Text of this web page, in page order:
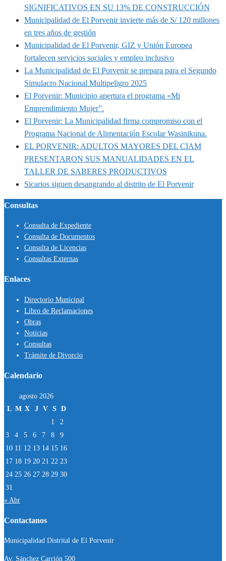
SIGNIFICATIVOS EN SU 13% DE CONSTRUCCIÓN
Municipalidad de El Porvenir invierte más de S/ 120 millones
en tres años de gestión
Municipalidad de El Porvenir, GIZ y Unión Europea
fortalecen servicios sociales y empleo inclusivo
La Municipalidad de El Porvenir se prepara para el Segundo
Simulacro Nacional Multipeligro 2025
El Porvenir: Municipio apertura el programa «Mi
Emprendimiento Mujer”.
El Porvenir: La Municipalidad firma compromiso con el
Programa Nacional de Alimentación Escolar Wasinikuna.
EL PORVENIR: ADULTOS MAYORES DEL CIAM
PRESENTARON SUS MANUALIDADES EN EL
TALLER DE SABERES PRODUCTIVOS
Sicarios siguen desangrando al distrito de El Porvenir
Consultas
Consulta de Expediente
Consulta de Documentos
Consulta de Licencias
Consultas Externas
Enlaces
Directorio Municipal
Libro de Reclamaciones
Obras
Noticias
Consultas
Trámite de Divorcio
Calendario
agosto 2026
L M X J V S D
1
2
3
4 5 6 7 8
9
10 11 12 13 14 15 16
17 18 19 20 21 22 23
24 25 26 27 28 29 30
31
« Abr
Contactanos
Municipalidad Distrital de El Porvenir
Av. Sánchez Carrión 500